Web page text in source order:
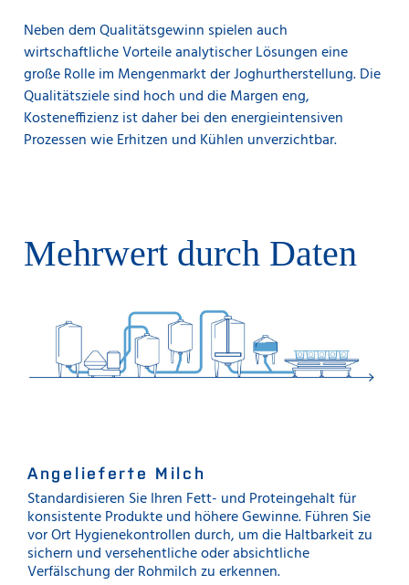
Neben dem Qualitätsgewinn spielen auch
wirtschaftliche Vorteile analytischer Lösungen eine
große Rolle im Mengenmarkt der Joghurtherstellung. Die
Qualitätsziele sind hoch und die Margen eng,
Kosteneffizienz ist daher bei den energieintensiven
Prozessen wie Erhitzen und Kühlen unverzichtbar.
Mehrwert durch Daten
Angelieferte Milch
Standardisieren Sie Ihren Fett- und Proteingehalt für
konsistente Produkte und höhere Gewinne. Führen Sie
vor Ort Hygienekontrollen durch, um die Haltbarkeit zu
sichern und versehentliche oder absichtliche
Verfälschung der Rohmilch zu erkennen.